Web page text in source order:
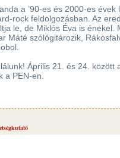
a ’90-es és 2000-es évek
rock feldolgozásban. Az
le, de Miklós Éva is énekel.
Máté szólógitározik,
Április 21. és 24. között
a PEN-en.